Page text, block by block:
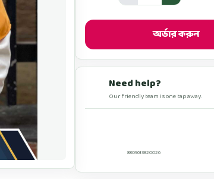
অর্ডার করুন
Need help?
Our friendly team is one tap away.
8809613820026